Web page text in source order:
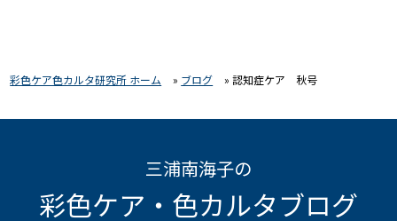
彩色ケア色カルタ研究所 ホーム » ブログ »認知症ケア 秋号
三浦南海子の
彩色ケア・色カルタブログ